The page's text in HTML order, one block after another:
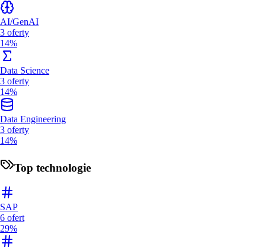
AI/GenAI
3 oferty
14%
Data Science
3 oferty
14%
Data Engineering
3 oferty
14%
Top technologie
SAP
6 ofert
29%